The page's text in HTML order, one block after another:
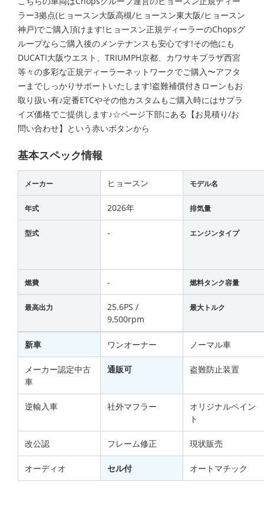
ラー3拠点(ヒョースン大阪高槻/ヒョースン東大阪/ヒョースン
神戸)でご購入頂けます!ヒョースン正規ディーラーのChopsグ
ループならご購入後のメンテナンスも安心です!その他にも
DUCATI大阪ウエスト、TRIUMPH京都、カワサキプラザ西宮
等々の多彩な正規ディーラーネットワークでご購入〜アフタ
ーまでしっかりサポートいたします!盗難補償付きローンもお
取り扱い有♪定番ETCやその他カスタムもご購入時にはサプラ
イズ価格でご提供します♪☆ページ下部にある【お見積り/お
問い合わせ】という赤いボタンから
基本スペック情報
メーカー ヒョースン モデル名
年式 2026年 排気量
型式 - エンジンタイプ
燃費 - 燃料タンク容量
最高出力
25.6PS /
9,500rpm
最大トルク
新車 ワンオーナー ノーマル車
メーカー認定中古
車
通販可 盗難防止装置
逆輸入車 社外マフラー
オリジナルペイン
ト
改公認 フレーム修正 現状販売
オーディオ セル付 オートマチック